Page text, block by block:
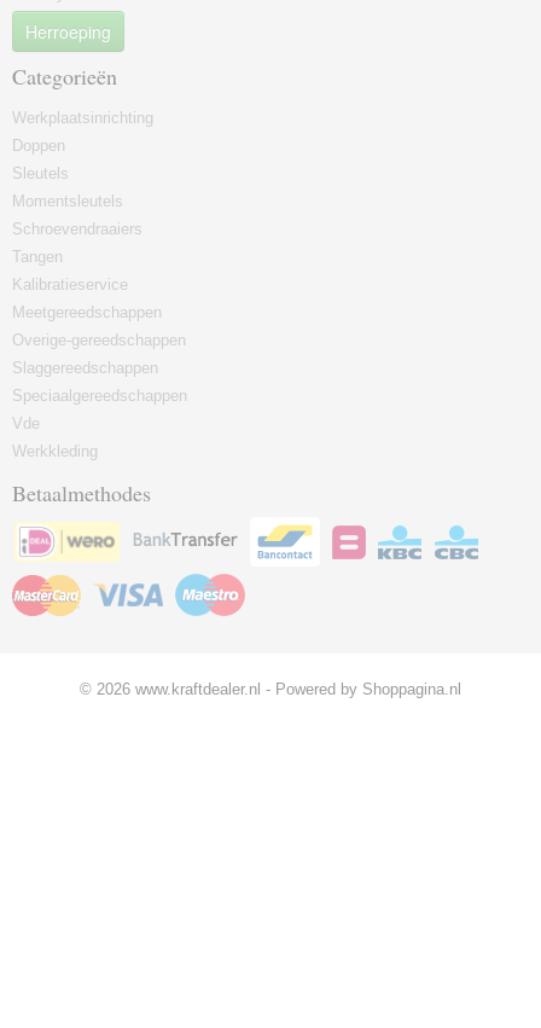
Herroeping
Categorieën
Werkplaatsinrichting
Doppen
Sleutels
Momentsleutels
Schroevendraaiers
Tangen
Kalibratieservice
Meetgereedschappen
Overige-gereedschappen
Slaggereedschappen
Speciaalgereedschappen
Vde
Werkkleding
Betaalmethodes
© 2026 www.kraftdealer.nl - Powered by Shoppagina.nl